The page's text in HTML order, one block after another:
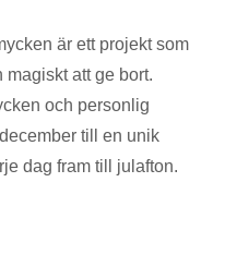
är ett projekt som
magiskt att ge bort.
och personlig
till en unik
dag fram till julafton.